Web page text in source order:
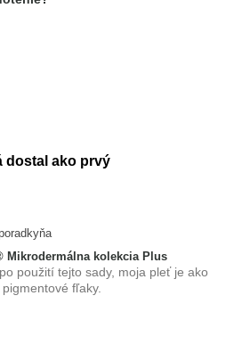
dostal ako prvý
Mikrodermálna kolekcia Plus
použití tejto sady, moja pleť je ako
fľaky.